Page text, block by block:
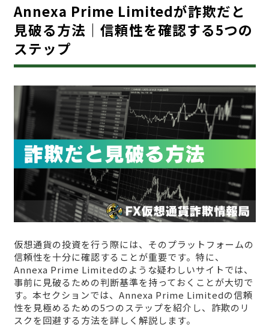
Annexa Prime Limitedが詐欺だと
見破る方法｜信頼性を確認する5つの
ステップ
仮想通貨の投資を行う際には、そのプラットフォームの
信頼性を十分に確認することが重要です。特に、
Annexa Prime Limitedのような疑わしいサイトでは、
事前に見破るための判断基準を持っておくことが大切で
す。本セクションでは、Annexa Prime Limitedの信頼
性を見極めるための5つのステップを紹介し、詐欺のリ
スクを回避する方法を詳しく解説します。